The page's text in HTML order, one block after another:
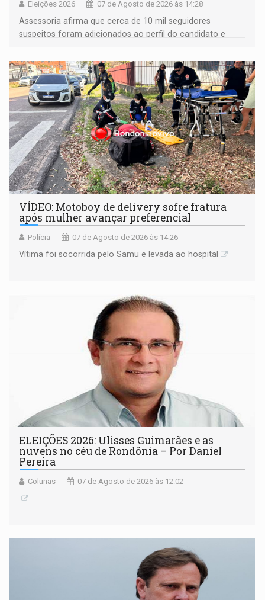
Eleições 2026 07 de Agosto de 2026 às 14:28
Assessoria afirma que cerca de 10 mil seguidores
suspeitos foram adicionados ao perfil do candidato e
remover as contas
VÍDEO: Motoboy de delivery sofre fratura
após mulher avançar preferencial
Polícia 07 de Agosto de 2026 às 14:26
Vítima foi socorrida pelo Samu e levada ao hospital
ELEIÇÕES 2026: Ulisses Guimarães e as
nuvens no céu de Rondônia – Por Daniel
Pereira
Colunas 07 de Agosto de 2026 às 12:02